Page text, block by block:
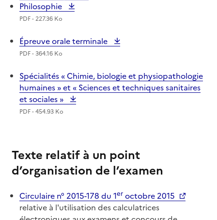
Philosophie
PDF - 227.36 Ko
Épreuve orale terminale
PDF - 364.16 Ko
Spécialités « Chimie, biologie et physiopathologie
humaines » et « Sciences et techniques sanitaires
et sociales »
PDF - 454.93 Ko
Texte relatif à un point
d’organisation de l’examen
Circulaire n° 2015-178 du 1er octobre 2015
relative à l'utilisation des calculatrices